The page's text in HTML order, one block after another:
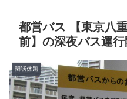
都営バス 【東京八
前】の深夜バス運
閑話休題